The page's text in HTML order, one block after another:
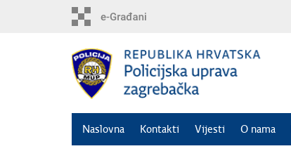
Naslovna Kontakti Vijesti O nama